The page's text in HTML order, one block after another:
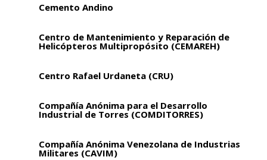
Cemento Andino
Centro de Mantenimiento y Reparación de
Helicópteros Multipropósito (CEMAREH)
Centro Rafael Urdaneta (CRU)
Compañía Anónima para el Desarrollo
Industrial de Torres (COMDITORRES)
Compañía Anónima Venezolana de Industrias
Militares (CAVIM)